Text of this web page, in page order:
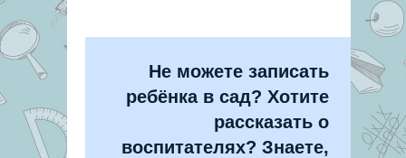
Не можете записать
ребёнка в сад? Хотите
рассказать о
воспитателях? Знаете,